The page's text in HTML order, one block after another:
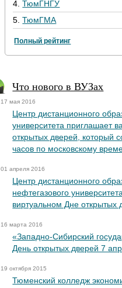
4.ТюмГНГУ
5.ТюмГМА
Полный рейтинг
Что нового в ВУЗах
17 мая 2016
Центр дистанционного
университета приглашает
открытых дверей, который
часов по московскому
01 апреля 2016
Центр дистанционного
нефтегазового
виртуальном Дне открытых
16 марта 2016
«Западно-Сибирский
День открытых дверей 7
19 октября 2015
Тюменский колледж